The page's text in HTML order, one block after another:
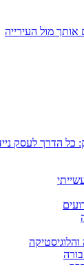
אותך מול העירייה
כל הדרך לעסק